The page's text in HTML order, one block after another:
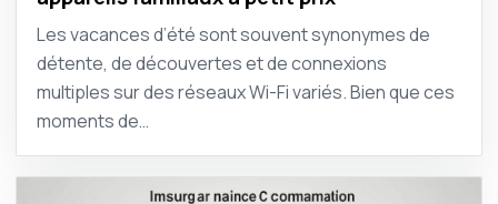
Les vacances d’été sont souvent synonymes de
détente, de découvertes et de connexions
multiples sur des réseaux Wi-Fi variés. Bien que ces
moments de…